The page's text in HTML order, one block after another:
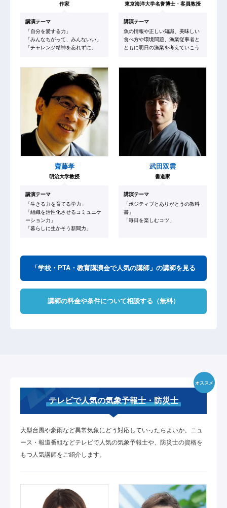
作家
講演テーマ
「自分を愛する力」
「みんなちがって、みんないい」
「チャレンジ精神を忘れずに」
東京海洋大学名誉博士・客員教授
講演テーマ
魚の情報や正しい知識、美味しい
食べ方や環境問題、漁業従事者と
ともに明日の漁業を考えていこう
齋藤孝
明治大学教授
講演テーマ
「生きる力を育てる学力」
「組織を活性化させるコミュニケ
ーション力」
「暮らしに生かそう新聞力」
武田双雲
書道家
講演テーマ
「ポジティブとありがとうの教科
書」
「毎日を楽しむコツ」
「学校・PTA・教育講演会で人気の講師」の講師を見る
講師の料金や条件について相談する（無料）
オススメ
テレビで人気の気象予報士・防災士
大型台風や豪雨など異常気象にどう対応していったらよいか。ニュ
ース・報道番組などテレビで人気の気象予報士や、防災士の資格を
もつ人気講師をご紹介します。